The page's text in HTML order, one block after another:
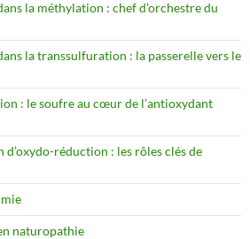
la méthylation : chef d’orchestre du
la transsulfuration : la passerelle vers le
: le soufre au cœur de l’antioxydant
réduction : les rôles clés de
naturopathie